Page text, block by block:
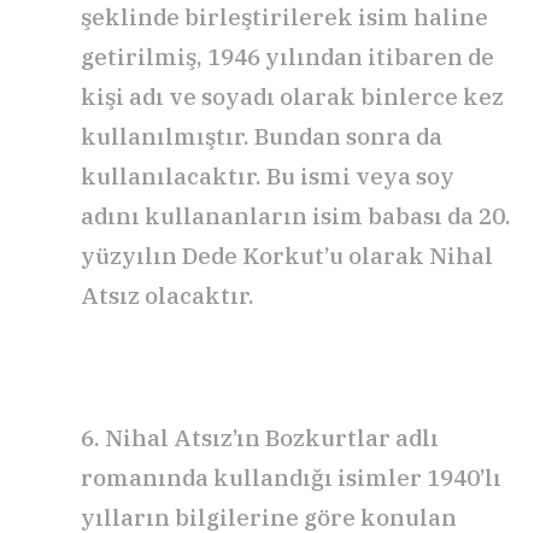
şeklinde birleştirilerek isim haline
getirilmiş, 1946 yılından itibaren de
kişi adı ve soyadı olarak binlerce kez
kullanılmıştır. Bundan sonra da
kullanılacaktır. Bu ismi veya soy
adını kullananların isim babası da 20.
yüzyılın Dede Korkut’u olarak Nihal
Atsız olacaktır.
6. Nihal Atsız’ın Bozkurtlar adlı
romanında kullandığı isimler 1940’lı
yılların bilgilerine göre konulan